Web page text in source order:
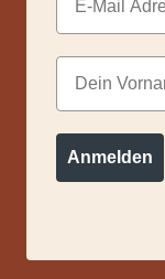
Dein Vorname
Anmelden